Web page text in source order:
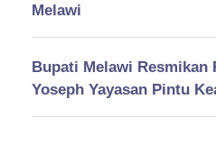
Melawi
Bupati Melawi Resmikan
Yoseph Yayasan Pintu